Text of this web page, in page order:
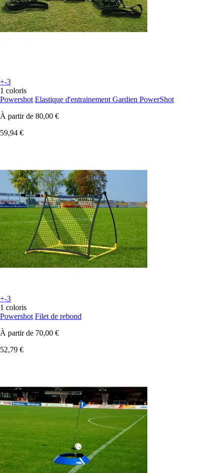
+-3
1 coloris
Powershot Elastique d'entrainement Gardien PowerShot
À partir de 80,00 €
59,94 €
+-3
1 coloris
Powershot Filet de rebond
À partir de 70,00 €
52,79 €